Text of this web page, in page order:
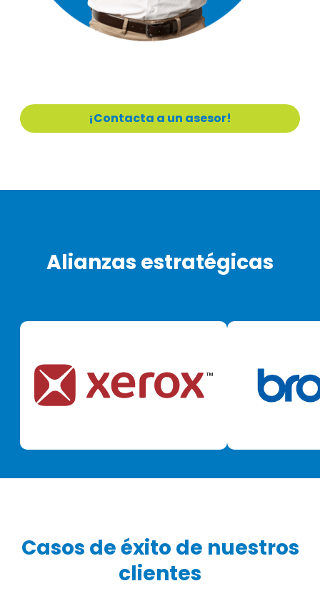
¡Contacta a un asesor!
Alianzas estratégicas
Casos de éxito de nuestros
clientes